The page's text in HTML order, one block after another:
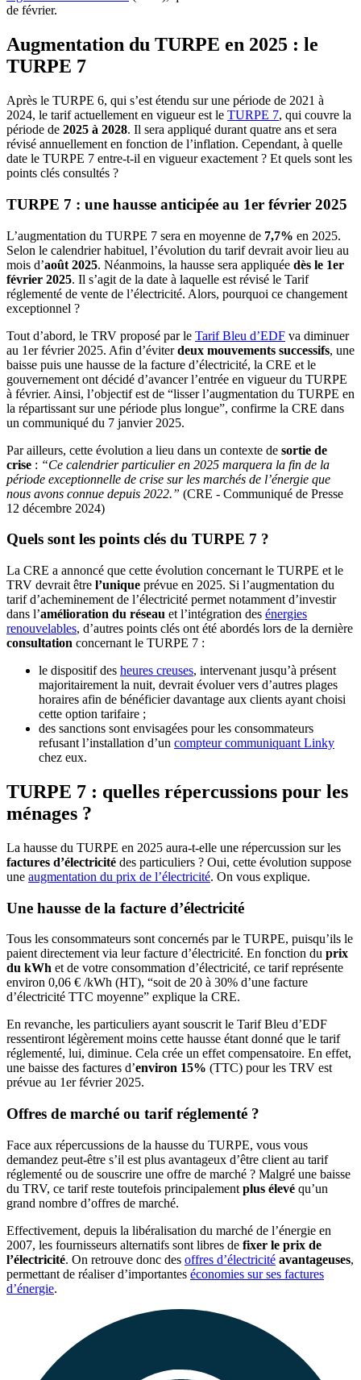
de février.
Augmentation du TURPE en 2025 : le
TURPE 7
Après le TURPE 6, qui s’est étendu sur une période de 2021 à
2024, le tarif actuellement en vigueur est le TURPE 7, qui couvre la
période de 2025 à 2028. Il sera appliqué durant quatre ans et sera
révisé annuellement en fonction de l’inflation. Cependant, à quelle
date le TURPE 7 entre-t-il en vigueur exactement ? Et quels sont les
points clés consultés ?
TURPE 7 : une hausse anticipée au 1er février 2025
L’augmentation du TURPE 7 sera en moyenne de 7,7% en 2025.
Selon le calendrier habituel, l’évolution du tarif devrait avoir lieu au
mois d’août 2025. Néanmoins, la hausse sera appliquée dès le 1er
février 2025. Il s’agit de la date à laquelle est révisé le Tarif
réglementé de vente de l’électricité. Alors, pourquoi ce changement
exceptionnel ?
Tout d’abord, le TRV proposé par le Tarif Bleu d’EDF va diminuer
au 1er février 2025. Afin d’éviterdeux mouvements successifs, une
baisse puis une hausse de la facture d’électricité, la CRE et le
gouvernement ont décidé d’avancer l’entrée en vigueur du TURPE
à février. Ainsi, l’objectif est de “lisser l’augmentation du TURPE en
la répartissant sur une période plus longue”, confirme la CRE dans
un communiqué du 7 janvier 2025.
Par ailleurs, cette évolution a lieu dans un contexte de sortie de
crise : “Ce calendrier particulier en 2025 marquera la fin de la
période exceptionnelle de crise sur les marchés de l’énergie que
nous avons connue depuis 2022.” (CRE - Communiqué de Presse
12 décembre 2024)
Quels sont les points clés du TURPE 7 ?
La CRE a annoncé que cette évolution concernant le TURPE et le
TRV devrait être l’unique prévue en 2025. Si l’augmentation du
tarif d’acheminement de l’électricité permet notamment d’investir
dans l’amélioration du réseau et l’intégration des énergies
renouvelables, d’autres points clés ont été abordés lors de la dernière
consultation concernant le TURPE 7 :
le dispositif des heures creuses, intervenant jusqu’à présent
majoritairement la nuit, devrait évoluer vers d’autres plages
horaires afin de bénéficier davantage aux clients ayant choisi
cette option tarifaire ;
des sanctions sont envisagées pour les consommateurs
refusant l’installation d’un compteur communiquant Linky
chez eux.
TURPE 7 : quelles répercussions pour les
ménages ?
La hausse du TURPE en 2025 aura-t-elle une répercussion sur les
factures d’électricité des particuliers ? Oui, cette évolution suppose
une augmentation du prix de l’électricité. On vous explique.
Une hausse de la facture d’électricité
Tous les consommateurs sont concernés par le TURPE, puisqu’ils le
paient directement via leur facture d’électricité. En fonction du prix
du kWh et de votre consommation d’électricité, ce tarif représente
environ 0,06 € /kWh (HT), “soit de 20 à 30% d’une facture
d’électricité TTC moyenne” explique la CRE.
En revanche, les particuliers ayant souscrit le Tarif Bleu d’EDF
ressentiront légèrement moins cette hausse étant donné que le tarif
réglementé, lui, diminue. Cela crée un effet compensatoire. En effet,
une baisse des factures d’environ 15% (TTC) pour les TRV est
prévue au 1er février 2025.
Offres de marché ou tarif réglementé ?
Face aux répercussions de la hausse du TURPE, vous vous
demandez peut-être s’il est plus avantageux d’être client au tarif
réglementé ou de souscrire une offre de marché ? Malgré une baisse
du TRV, ce tarif reste toutefois principalement plus élevé qu’un
grand nombre d’offres de marché.
Effectivement, depuis la libéralisation du marché de l’énergie en
2007, les fournisseurs alternatifs sont libres de fixer le prix de
l’électricité. On retrouve donc des offres d’électricité avantageuses,
permettant de réaliser d’importantes économies sur ses factures
d’énergie.